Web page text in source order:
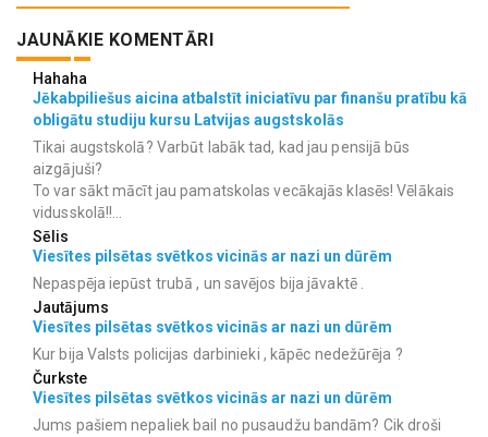
JAUNĀKIE KOMENTĀRI
Hahaha
Jēkabpiliešus aicina atbalstīt iniciatīvu par finanšu pratību kā
obligātu studiju kursu Latvijas augstskolās
Tikai augstskolā? Varbūt labāk tad, kad jau pensijā būs
aizgājuši?
To var sākt mācīt jau pamatskolas vecākajās klasēs! Vēlākais
vidusskolā!!...
Sēlis
Viesītes pilsētas svētkos vicinās ar nazi un dūrēm
Nepaspēja iepūst trubā , un savējos bija jāvaktē .
Jautājums
Viesītes pilsētas svētkos vicinās ar nazi un dūrēm
Kur bija Valsts policijas darbinieki , kāpēc nedežūrēja ?
Čurkste
Viesītes pilsētas svētkos vicinās ar nazi un dūrēm
Jums pašiem nepaliek bail no pusaudžu bandām? Cik droši